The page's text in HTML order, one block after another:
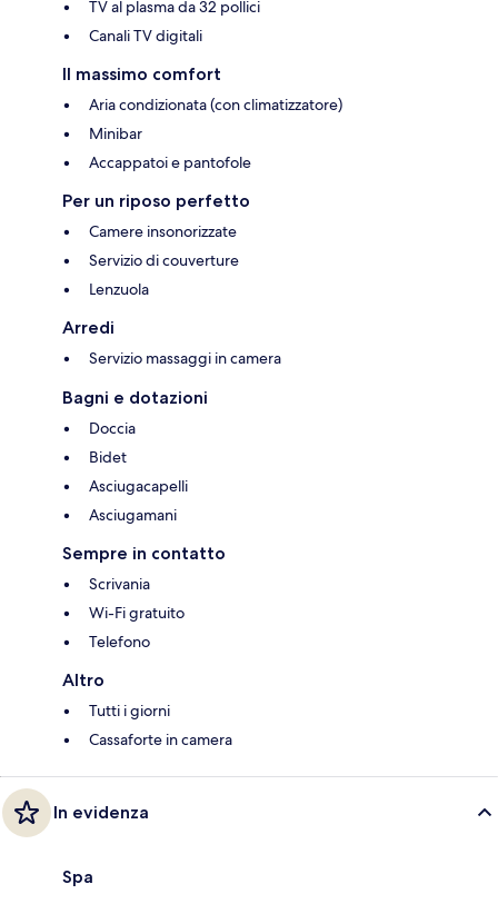
TV al plasma da 32 pollici
Canali TV digitali
Il massimo comfort
Aria condizionata (con climatizzatore)
Minibar
Accappatoi e pantofole
Per un riposo perfetto
Camere insonorizzate
Servizio di couverture
Lenzuola
Arredi
Servizio massaggi in camera
Bagni e dotazioni
Doccia
Bidet
Asciugacapelli
Asciugamani
Sempre in contatto
Scrivania
Wi-Fi gratuito
Telefono
Altro
Tutti i giorni
Cassaforte in camera
In evidenza
Spa